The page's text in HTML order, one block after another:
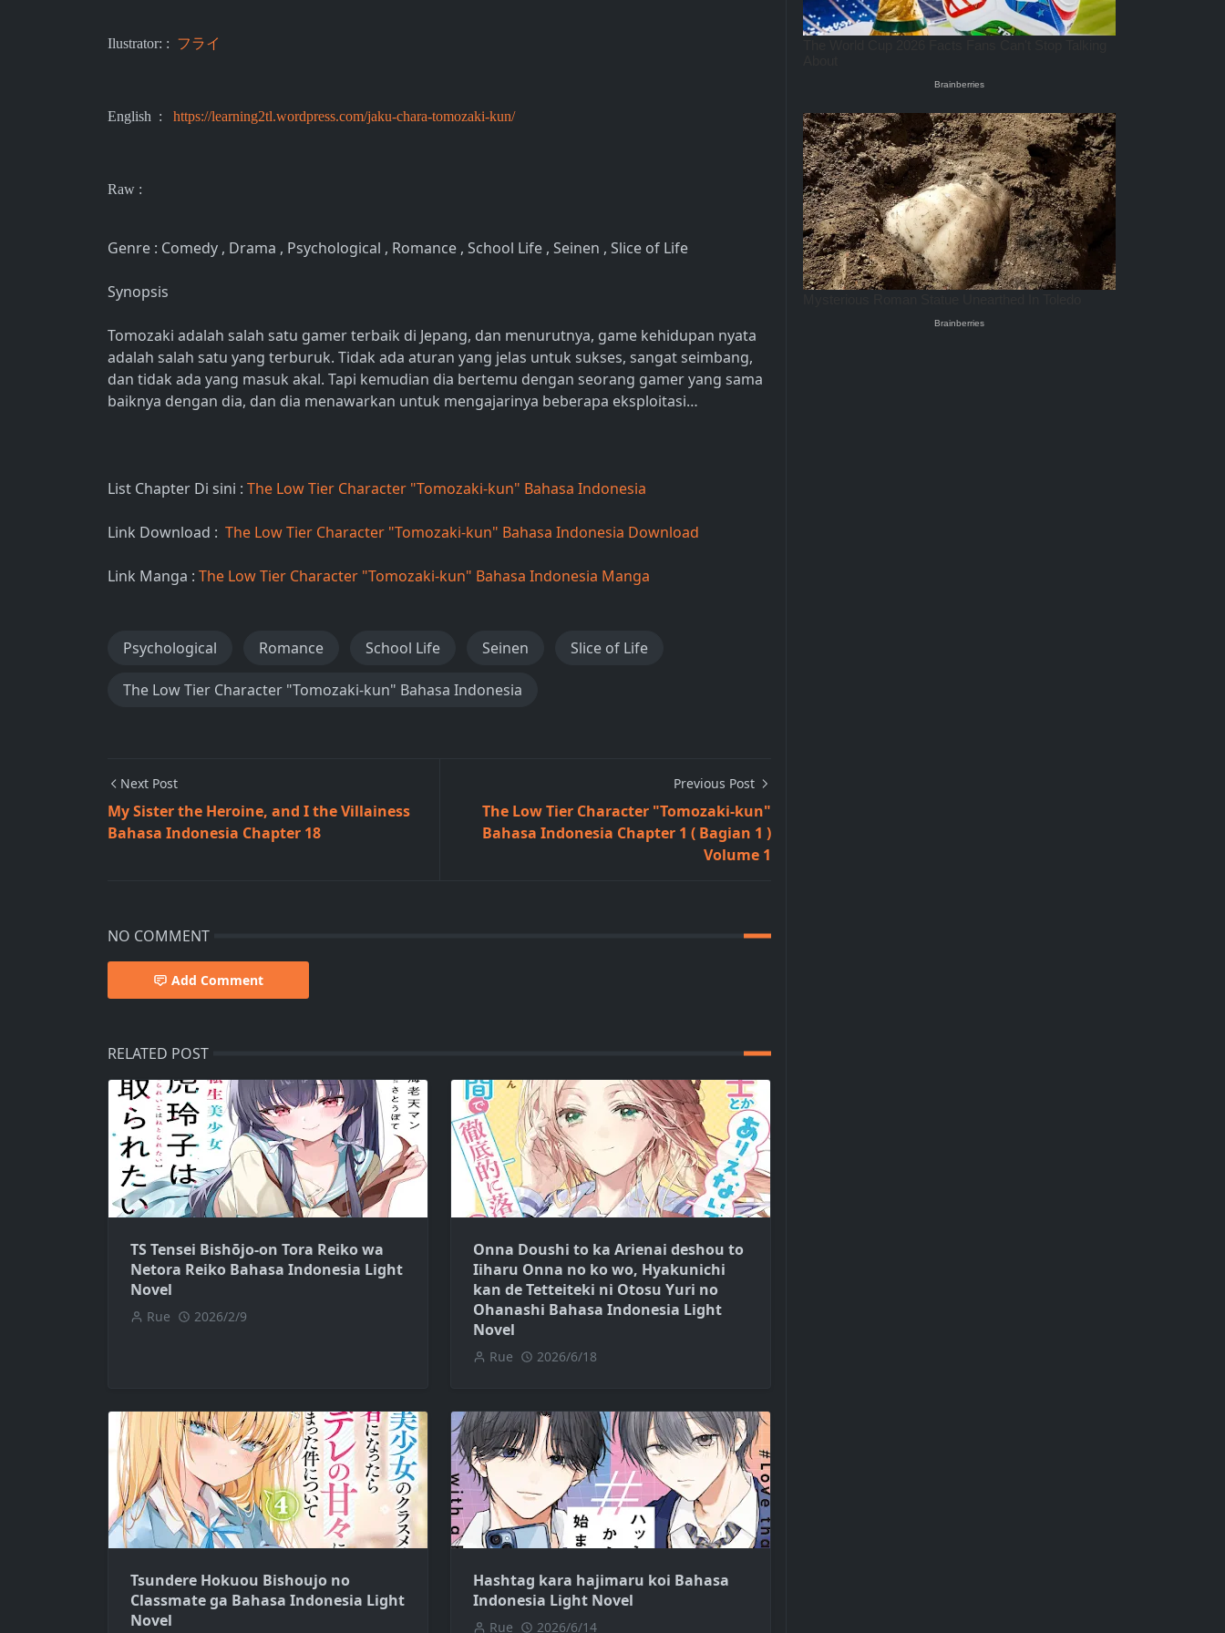
Ilustrator: : フライ
English : https://learning2tl.wordpress.com/jaku-chara-tomozaki-kun/
Raw :
Genre : Comedy , Drama , Psychological , Romance , School Life , Seinen , Slice of Life
Synopsis
Tomozaki adalah salah satu gamer terbaik di Jepang, dan menurutnya, game kehidupan nyata
adalah salah satu yang terburuk. Tidak ada aturan yang jelas untuk sukses, sangat seimbang,
dan tidak ada yang masuk akal. Tapi kemudian dia bertemu dengan seorang gamer yang sama
baiknya dengan dia, dan dia menawarkan untuk mengajarinya beberapa eksploitasi…
List Chapter Di sini : The Low Tier Character "Tomozaki-kun" Bahasa Indonesia
Link Download : The Low Tier Character "Tomozaki-kun" Bahasa Indonesia Download
Link Manga : The Low Tier Character "Tomozaki-kun" Bahasa Indonesia Manga
Psychological Romance School Life Seinen Slice of Life
The Low Tier Character "Tomozaki-kun" Bahasa Indonesia
Next Post
My Sister the Heroine, and I the Villainess
Bahasa Indonesia Chapter 18
Previous Post
The Low Tier Character "Tomozaki-kun"
Bahasa Indonesia Chapter 1 ( Bagian 1 )
Volume 1
NO COMMENT
Add Comment
RELATED POST
TS Tensei Bishōjo-on Tora Reiko wa
Netora Reiko Bahasa Indonesia Light
Novel
Rue 2026/2/9
Onna Doushi to ka Arienai deshou to
Iiharu Onna no ko wo, Hyakunichi
kan de Tetteiteki ni Otosu Yuri no
Ohanashi Bahasa Indonesia Light
Novel
Rue 2026/6/18
Tsundere Hokuou Bishoujo no
Classmate ga Bahasa Indonesia Light
Novel
Hashtag kara hajimaru koi Bahasa
Indonesia Light Novel
Rue 2026/6/14